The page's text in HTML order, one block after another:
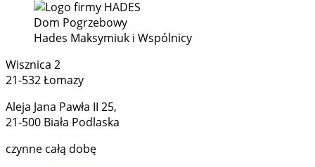
Dom Pogrzebowy
Hades Maksymiuk i Wspólnicy
Wisznica 2
21-532 Łomazy
Aleja Jana Pawła II 25,
21-500 Biała Podlaska
czynne całą dobę